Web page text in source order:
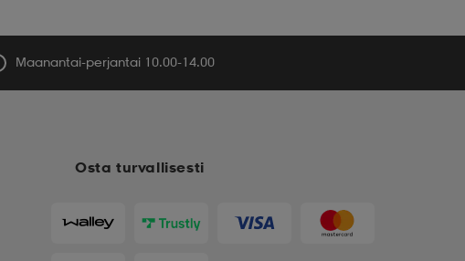
Maanantai-perjantai 10.00-14.00
Osta turvallisesti